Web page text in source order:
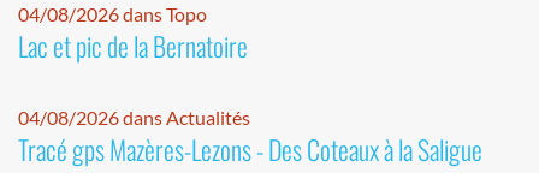
04/08/2026 dans Topo
Lac et pic de la Bernatoire
04/08/2026 dans Actualités
Tracé gps Mazères-Lezons - Des Coteaux à la Saligue